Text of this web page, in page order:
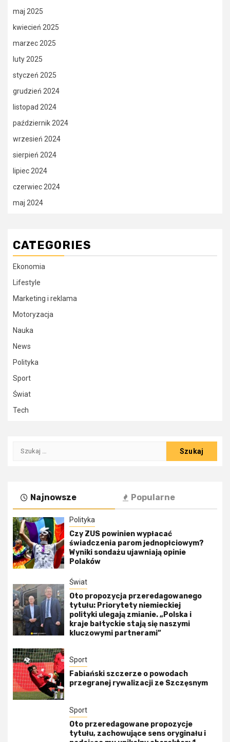
maj 2025
kwiecień 2025
marzec 2025
luty 2025
styczeń 2025
grudzień 2024
listopad 2024
październik 2024
wrzesień 2024
sierpień 2024
lipiec 2024
czerwiec 2024
maj 2024
CATEGORIES
Ekonomia
Lifestyle
Marketing i reklama
Motoryzacja
Nauka
News
Polityka
Sport
Świat
Tech
Szukaj:
Najnowsze Popularne
Polityka
Czy ZUS powinien wypłacać
świadczenia parom jednopłciowym?
Wyniki sondażu ujawniają opinie
Polaków
Świat
Oto propozycja przeredagowanego
tytułu: Priorytety niemieckiej
polityki ulegają zmianie. „Polska i
kraje bałtyckie stają się naszymi
kluczowymi partnerami”
Sport
Fabiański szczerze o powodach
przegranej rywalizacji ze Szczęsnym
Sport
Oto przeredagowane propozycje
tytułu, zachowujące sens oryginału i